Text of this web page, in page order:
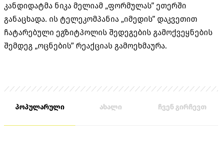
კანდიდატმა ნიკა მელიამ „ფორმულას” ეთერში
განაცხადა. ის ტელეკომპანია „იმედის” დაკვეთით
ჩატარებული ეგზიტპოლის შედეგების გამოქვეყნების
შემდეგ „ოცნების” რეაქციას გამოეხმაურა.
პოპულარული ახალი ჩვენ გირჩევთ